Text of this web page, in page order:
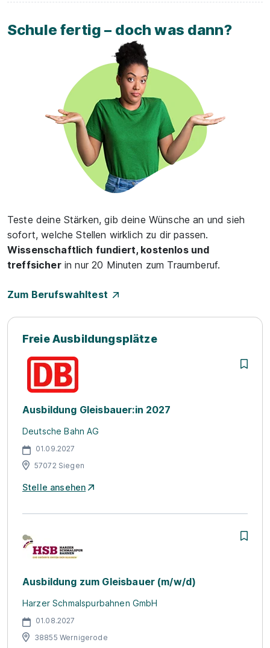
Schule fertig – doch was dann?
Teste deine Stärken, gib deine Wünsche an und sieh
sofort, welche Stellen wirklich zu dir passen.
Wissenschaftlich fundiert, kostenlos und
treffsicherin nur 20 Minuten zum Traumberuf.
Zum Berufswahltest
Freie Ausbildungsplätze
Ausbildung Gleisbauer:in 2027
Deutsche Bahn AG
01.09.2027
57072 Siegen
Stelle ansehen
Ausbildung zum Gleisbauer (m/w/d)
Harzer Schmalspurbahnen GmbH
01.08.2027
38855 Wernigerode